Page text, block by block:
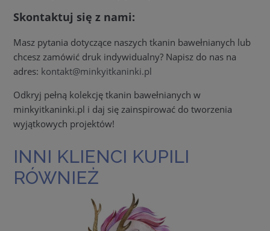
Skontaktuj się z nami:
Masz pytania dotyczące naszych tkanin bawełnianych lub
chcesz zamówić druk indywidualny? Napisz do nas na
adres: kontakt@minkyitkaninki.pl
Odkryj pełną kolekcję tkanin bawełnianych w
minkyitkaninki.pl i daj się zainspirować do tworzenia
wyjątkowych projektów!
INNI KLIENCI KUPILI
RÓWNIEŻ